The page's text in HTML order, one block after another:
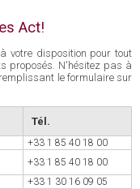
Act!
votre disposition pour tout
proposés. N'hésitez pas à
le formulaire sur
Tél.
+33 1 85 40 18 00
+33 1 85 40 18 00
+33 1 30 16 09 05